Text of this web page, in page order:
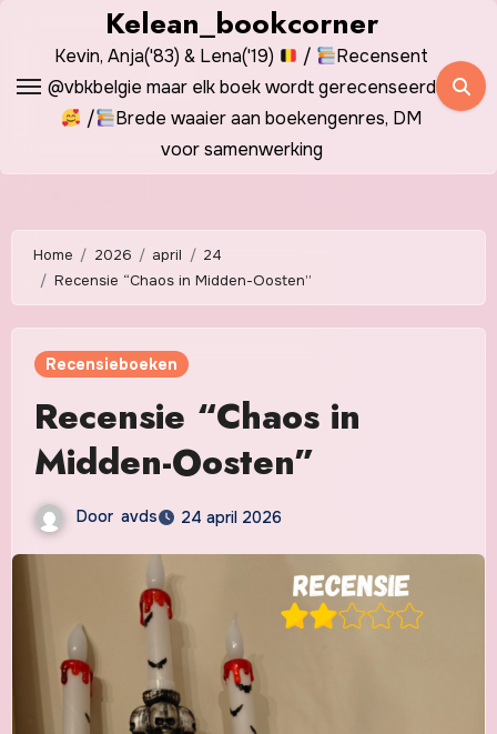
de
Kelean_bookcorner
Kevin, Anja('83) & Lena('19) /
Recensent
@vbkbelgie maar elk boek wordt gerecenseerd
/
Brede waaier aan boekengenres, DM
voor samenwerking
Home 2026 april
24
Recensie “Chaos in Midden-Oosten”
Recensieboeken
Recensie “Chaos in
Midden-Oosten”
Door avds 24 april 2026